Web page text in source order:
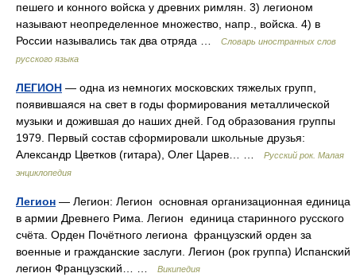
пешего и конного войска у древних римлян. 3) легионом
называют неопределенное множество, напр., войска. 4) в
России назывались так два отряда …
Словарь иностранных слов
русского языка
ЛЕГИОН — одна из немногих московских тяжелых групп,
появившаяся на свет в годы формирования металлической
музыки и дожившая до наших дней. Год образования группы
1979. Первый состав сформировали школьные друзья:
Александр Цветков (гитара), Олег Царев… …
Русский рок. Малая
энциклопедия
Легион — Легион: Легион основная организационная единица
в армии Древнего Рима. Легион единица старинного русского
счёта. Орден Почётного легиона французский орден за
военные и гражданские заслуги. Легион (рок группа) Испанский
легион Французский… …
Википедия